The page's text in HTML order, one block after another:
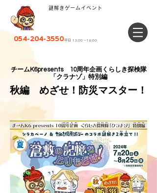
謎解きゲームイベント
054-204-3550 平日 13:00〜18:00
チームK6presents 10周年企画くらしき探検隊
「クラナゾ」特別編
​秋編 めざせ！防災マスター！